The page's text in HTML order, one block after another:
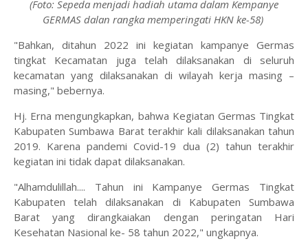
(Foto: Sepeda menjadi hadiah utama dalam Kempanye
GERMAS dalan rangka memperingati HKN ke-58)
"Bahkan, ditahun 2022 ini kegiatan kampanye Germas
tingkat Kecamatan juga telah dilaksanakan di seluruh
kecamatan yang dilaksanakan di wilayah kerja masing –
masing," bebernya.
Hj. Erna mengungkapkan, bahwa Kegiatan Germas Tingkat
Kabupaten Sumbawa Barat terakhir kali dilaksanakan tahun
2019. Karena pandemi Covid-19 dua (2) tahun terakhir
kegiatan ini tidak dapat dilaksanakan.
"Alhamdulillah.... Tahun ini Kampanye Germas Tingkat
Kabupaten telah dilaksanakan di Kabupaten Sumbawa
Barat yang dirangkaiakan dengan peringatan Hari
Kesehatan Nasional ke- 58 tahun 2022," ungkapnya.